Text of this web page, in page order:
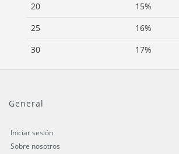
20
15%
25
16%
30
17%
General
Iniciar sesión
Sobre nosotros